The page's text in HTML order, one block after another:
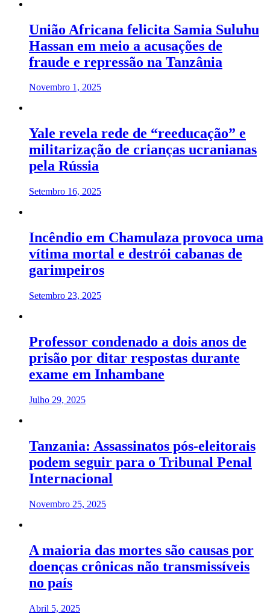
União Africana felicita Samia Suluhu
Hassan em meio a acusações de
fraude e repressão na Tanzânia
Novembro 1, 2025
Yale revela rede de “reeducação” e
militarização de crianças ucranianas
pela Rússia
Setembro 16, 2025
Incêndio em Chamulaza provoca uma
vítima mortal e destrói cabanas de
garimpeiros
Setembro 23, 2025
Professor condenado a dois anos de
prisão por ditar respostas durante
exame em Inhambane
Julho 29, 2025
Tanzania: Assassinatos pós-eleitorais
podem seguir para o Tribunal Penal
Internacional
Novembro 25, 2025
A maioria das mortes são causas por
doenças crônicas não transmissíveis
no país
Abril 5, 2025